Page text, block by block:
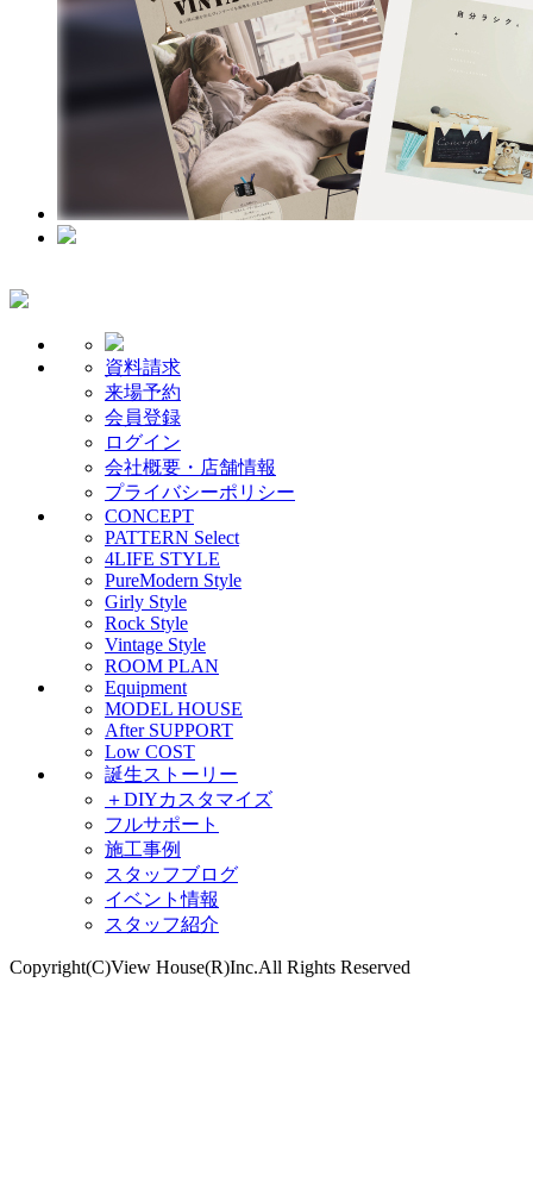
資料請求
来場予約
会員登録
ログイン
会社概要・店舗情報
プライバシーポリシー
CONCEPT
PATTERN Select
4LIFE STYLE
PureModern Style
Girly Style
Rock Style
Vintage Style
ROOM PLAN
Equipment
MODEL HOUSE
After SUPPORT
Low COST
誕生ストーリー
＋DIYカスタマイズ
フルサポート
施工事例
スタッフブログ
イベント情報
スタッフ紹介
Copyright(C)View House(R)Inc.All Rights Reserved